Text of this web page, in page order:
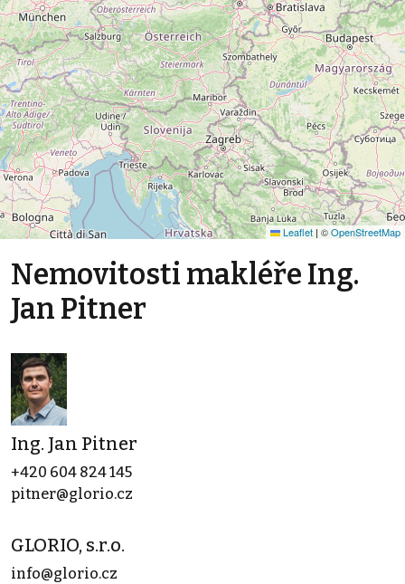
Leaflet | ©OpenStreetMap
Nemovitosti makléře Ing.
Jan Pitner
Ing. Jan Pitner
+420 604 824 145
pitner@glorio.cz
GLORIO, s.r.o.
info@glorio.cz